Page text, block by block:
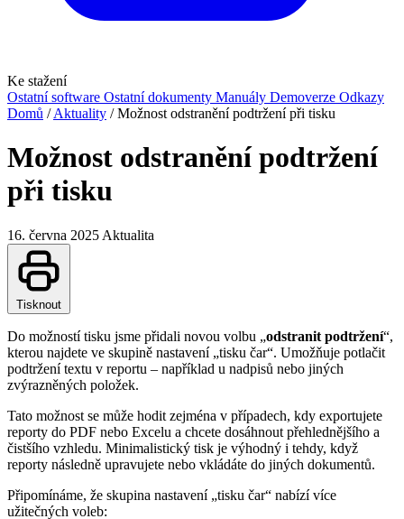
Ke stažení
Ostatní software Ostatní dokumenty Manuály Demoverze Odkazy
Domů / Aktuality / Možnost odstranění podtržení při tisku
Možnost odstranění podtržení
při tisku
16. června 2025 Aktualita
Tisknout
Do možností tisku jsme přidali novou volbu „odstranit podtržení“,
kterou najdete ve skupině nastavení „tisku čar“. Umožňuje potlačit
podtržení textu v reportu – například u nadpisů nebo jiných
zvýrazněných položek.
Tato možnost se může hodit zejména v případech, kdy exportujete
reporty do PDF nebo Excelu a chcete dosáhnout přehlednějšího a
čistšího vzhledu. Minimalistický tisk je výhodný i tehdy, když
reporty následně upravujete nebo vkládáte do jiných dokumentů.
Připomínáme, že skupina nastavení „tisku čar“ nabízí více
užitečných voleb: